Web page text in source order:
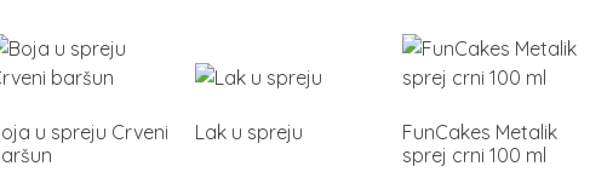
u spreju Crveni
Lak u spreju
FunCakes Metalik
sprej crni 100 ml